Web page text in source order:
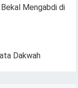
Mengabdi di
Dakwah